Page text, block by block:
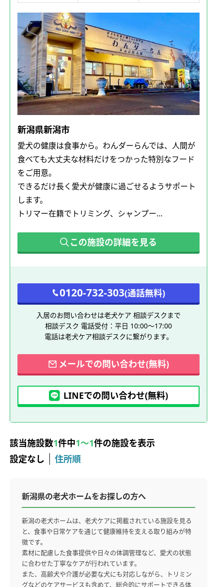
新潟県新潟市
愛犬の健康は食事から。わんダーらんでは、人間が
食べても大丈夫な材料だけをつかった特別なフード
をご用意。
できるだけ長く愛犬が健康に過ごせるようサポート
します。
トリマー在籍でトリミング、シャンプー…
この施設の詳細を見る
0120-732-303(通話無料)
入居のお問い合わせは老犬ケア 相談デスクまで
相談デスク 電話受付：平日 10:00～17:00
電話は老犬ケア相談デスクに繋がります。
メールでの問い合わせ(無料)
LINEでの問い合わせ(無料)
該当施設数1件中1～1件の施設を表示
設定なし
住所順
新潟県の老犬ホームをお探しの方へ
新潟の老犬ホームは、老犬ケアに掲載されている施設を見る
と、食事や日常ケアを通じて健康維持を支える取り組みが特
徴です。
素材に配慮した食事提供や日々の体調管理など、愛犬の状態
に合わせた丁寧なケアが行われています。
また、高齢犬や介護が必要な犬にも対応しながら、トリミン
グなどのケアサービスも含めて、総合的にサポートできる体